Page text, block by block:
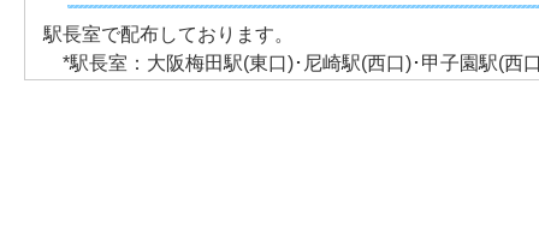
駅長室で配布しております。
*駅長室：大阪梅田駅(東口)･尼崎駅(西口)･甲子園駅(西